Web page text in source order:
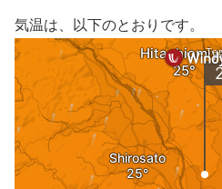
気温は、以下のとおりです。